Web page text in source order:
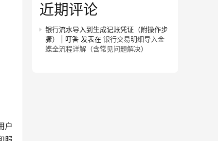
户
近期评论
银行流水导入到生成记账凭证（附操作步
骤） | 叮答 发表在 银行交易明细导入金
蝶全流程详解（含常见问题解决）